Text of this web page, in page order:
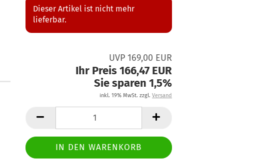
Dieser Artikel ist nicht mehr
lieferbar.
UVP 169,00 EUR
Ihr Preis 166,47 EUR
Sie sparen 1,5%
inkl. 19% MwSt. zzgl. Versand